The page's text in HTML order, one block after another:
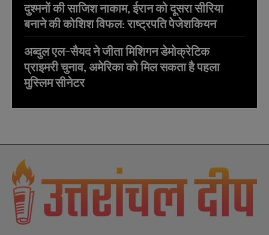
दुश्मनों की साजिश नाकाम, ईरान को दूसरा सीरिया
बनाने की कोशिश विफल: राष्ट्रपति पेजेशकियन
अब्दुल एल-सैयद ने जीता मिशिगन डेमोक्रेटिक
प्राइमरी चुनाव, अमेरिका को मिल सकता है पहला
मुस्लिम सीनेटर